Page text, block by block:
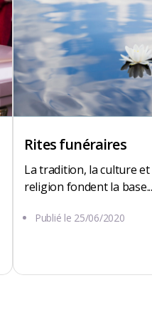
Rites funéraires
La tradition, la culture et
religion fondent la base...
Publié le 25/06/2020